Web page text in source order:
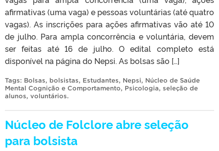
afirmativas (uma vaga) e pessoas voluntárias (até quatro
vagas). As inscrições para ações afirmativas vão até 10
de julho. Para ampla concorrência e voluntária, devem
ser feitas até 16 de julho. O edital completo está
disponível na página do Nepsi. As bolsas são […]
Tags: Bolsas, bolsistas, Estudantes, Nepsi, Núcleo de Saúde
Mental Cognição e Comportamento, Psicologia, seleção de
alunos, voluntários.
Núcleo de Folclore abre seleção
para bolsista